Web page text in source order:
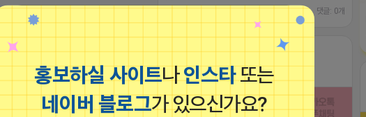
홍보하실 사이트나인스타또는
네이버 블로그가 있으신가요?
2026-04-17 15:37 댓글: 0개
옐로카드 프로도
비공개
■프로그램베이■
광고